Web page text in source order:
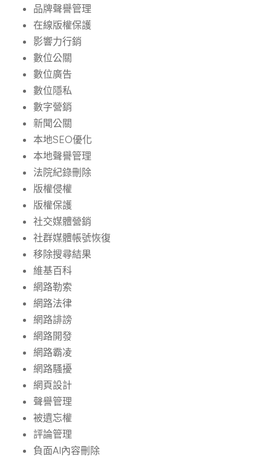
品牌聲譽管理
在線版權保護
影響力行銷
數位公關
數位廣告
數位隱私
數字營銷
新聞公關
本地SEO優化
本地聲譽管理
法院紀錄刪除
版權侵權
版權保護
社交媒體營銷
社群媒體帳號恢復
移除搜尋結果
維基百科
網路勒索
網路法律
網路誹謗
網路開發
網路霸凌
網路騷擾
網頁設計
聲譽管理
被遺忘權
評論管理
負面AI內容刪除